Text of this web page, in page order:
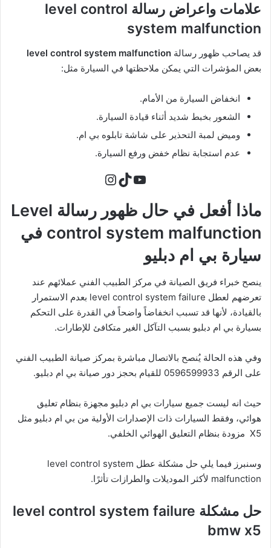
علامات واعراض رسالة level control
system malfunction
قد يصاحب ظهور رسالة level control system malfunction
بعض المؤشرات التي يمكن ملاحظتها في السيارة مثل:
انخفاض السيارة من الأمام.
الشعور بخبط شديد أثناء قيادة السيارة.
وميض لمبة التحذير على شاشة تابلوه بي ام.
عدم استجابة نظام خفض ورفع السيارة.
يوتيوب
تيك توكإنستجرام
ماذا أفعل في حال ظهور رسالة Level
control system malfunction في
سيارة بي ام دبليو
ينصح خبراء فريق الصيانة في مركز الطبيب الفني عملائهم عند
تعرضهم لعطل level control system failure بعدم الاستمرار
بالقيادة، لأنها قد تسبب انخفاضاً واضحاً في القدرة على التحكم
بسيارة بي ام دبليو بسبب التآكل الغير متكافئ للإطارات.
وفي هذه الحالة يُنصح بالاتصال مباشرة بمركز صيانة الطبيب الفني
على الرقم 0596599933 للقيام بحجز دور صيانة بي ام دبليو.
حيث انه ليست جميع سيارات بي ام دبليو مجهزة بنظام تعليق
هوائي، وفقط السيارات ذات الإصدارات الأولية من بي ام دبليو مثل
X5 مزودة بنظام التعليق الهوائي الخلفي.
وسنبرز فيما يلي حل مشكلة عطل level control system
malfunction لأكثر الموديلات والطرازات تأثرًا.
حل مشكلة level control system failure
bmw x5